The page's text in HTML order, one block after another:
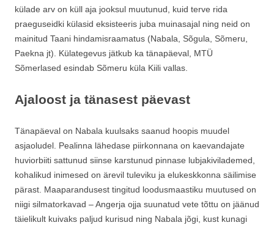
külade arv on küll aja jooksul muutunud, kuid terve rida
praeguseidki külasid eksisteeris juba muinasajal ning neid on
mainitud Taani hindamisraamatus (Nabala, Sõgula, Sõmeru,
Paekna jt). Külategevus jätkub ka tänapäeval, MTÜ
Sõmerlased esindab Sõmeru küla Kiili vallas.
Ajaloost ja tänasest päevast
Tänapäeval on Nabala kuulsaks saanud hoopis muudel
asjaoludel. Pealinna lähedase piirkonnana on kaevandajate
huviorbiiti sattunud siinse karstunud pinnase lubjakivilademed,
kohalikud inimesed on ärevil tuleviku ja elukeskkonna säilimise
pärast. Maaparandusest tingitud loodusmaastiku muutused on
niigi silmatorkavad – Angerja ojja suunatud vete tõttu on jäänud
täielikult kuivaks paljud kurisud ning Nabala jõgi, kust kunagi